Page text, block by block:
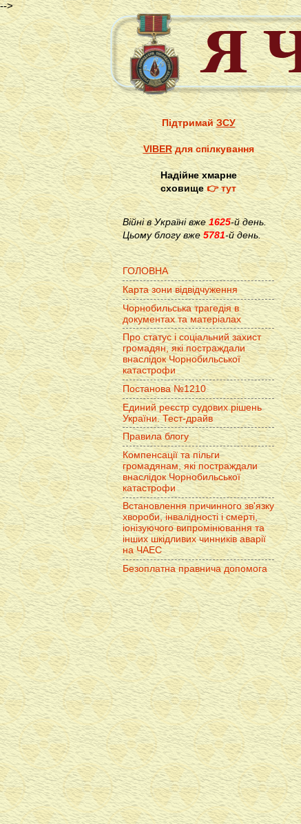
-->
ПідтримайЗСУ
VIBERдля спілкування
Надійне хмарне
сховище👉 тут
Війні в Україні вже1625-й день.
Цьому блогу вже 5781-й день.
ГОЛОВНА
Карта зони відвідчуження
Чорнобильська трагедія в
документах та матеріалах
Про статус і соціальний захист
громадян, які постраждали
внаслідок Чорнобильської
катастрофи
Постанова №1210
Единий реєстр судових рішень
України. Тест-драйв
Правила блогу
Компенсації та пільги
громадянам, які постраждали
внаслідок Чорнобильської
катастрофи
Встановлення причинного зв'язку
хвороби, інвалідності і смерті,
іонізуючого випромінювання та
інших шкідливих чинників аварії
на ЧАЕС
Безоплатна правнича допомога